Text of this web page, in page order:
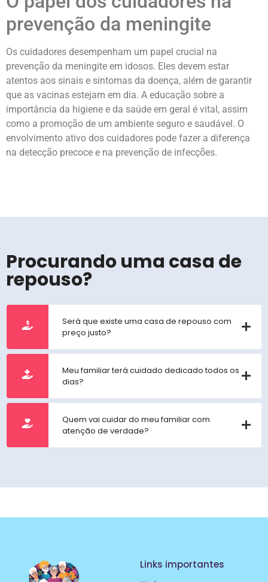
prevenção da meningite
Os cuidadores desempenham um papel crucial na
prevenção da meningite em idosos. Eles devem estar
atentos aos sinais e sintomas da doença, além de garantir
que as vacinas estejam em dia. A educação sobre a
importância da higiene e da saúde em geral é vital, assim
como a promoção de um ambiente seguro e saudável. O
envolvimento ativo dos cuidadores pode fazer a diferença
na detecção precoce e na prevenção de infecções.
Procurando uma casa de
repouso?
Será que existe uma casa de repouso com
preço justo?
Meu familiar terá cuidado dedicado todos os
dias?
Quem vai cuidar do meu familiar com
atenção de verdade?
Links importantes